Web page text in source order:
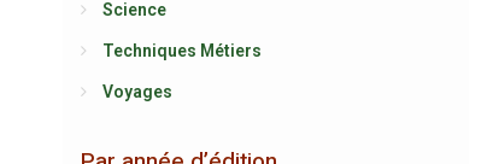
Science
Techniques Métiers
Voyages